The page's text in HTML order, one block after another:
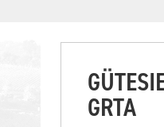
GRTA